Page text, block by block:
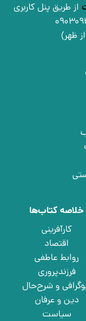
از طریق پنل کاربری
خلاصه کتاب‌ها
کارآفرینی
اقتصاد
روابط عاطفی
فرزندپروری
و شرح‌حال
دین و عرفان
سیاست